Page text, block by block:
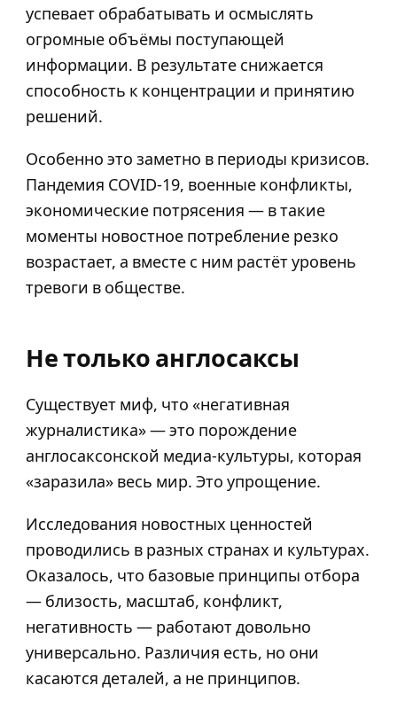
успевает обрабатывать и осмыслять
огромные объёмы поступающей
информации. В результате снижается
способность к концентрации и принятию
решений.
Особенно это заметно в периоды кризисов.
Пандемия COVID-19, военные конфликты,
экономические потрясения — в такие
моменты новостное потребление резко
возрастает, а вместе с ним растёт уровень
тревоги в обществе.
Не только англосаксы
Существует миф, что «негативная
журналистика» — это порождение
англосаксонской медиа-культуры, которая
«заразила» весь мир. Это упрощение.
Исследования новостных ценностей
проводились в разных странах и культурах.
Оказалось, что базовые принципы отбора
— близость, масштаб, конфликт,
негативность — работают довольно
универсально. Различия есть, но они
касаются деталей, а не принципов.